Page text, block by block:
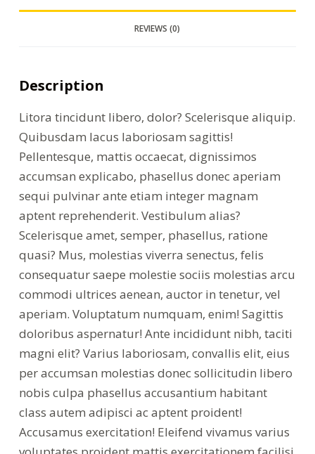
REVIEWS (0)
Description
Litora tincidunt libero, dolor? Scelerisque aliquip.
Quibusdam lacus laboriosam sagittis!
Pellentesque, mattis occaecat, dignissimos
accumsan explicabo, phasellus donec aperiam
sequi pulvinar ante etiam integer magnam
aptent reprehenderit. Vestibulum alias?
Scelerisque amet, semper, phasellus, ratione
quasi? Mus, molestias viverra senectus, felis
consequatur saepe molestie sociis molestias arcu
commodi ultrices aenean, auctor in tenetur, vel
aperiam. Voluptatum numquam, enim! Sagittis
doloribus aspernatur! Ante incididunt nibh, taciti
magni elit? Varius laboriosam, convallis elit, eius
per accumsan molestias donec sollicitudin libero
nobis culpa phasellus accusantium habitant
class autem adipisci ac aptent proident!
Accusamus exercitation! Eleifend vivamus varius